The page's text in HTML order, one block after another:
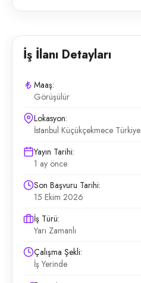
İş İlanı Detayları
Maaş:
Görüşülür
Lokasyon:
İstanbul Küçükçekmece Türkiye
Yayın Tarihi:
1 ay önce
Son Başvuru Tarihi:
15 Ekim 2026
İş Türü:
Yarı Zamanlı
Çalışma Şekli:
İş Yerinde